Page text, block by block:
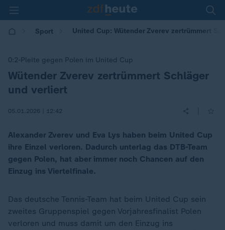
Sport United Cup: Wütender Zverev zertrümmert
0:2-Pleite gegen Polen im United Cup
:
Wütender Zverev zertrümmert Schläger
und verliert
05.01.2026 | 12:42
Alexander Zverev und Eva Lys haben beim United Cup
ihre Einzel verloren. Dadurch unterlag das DTB-Team
gegen Polen, hat aber immer noch Chancen auf den
Einzug ins Viertelfinale.
Das deutsche Tennis-Team hat beim United Cup sein
zweites Gruppenspiel gegen Vorjahresfinalist Polen
verloren und muss damit um den Einzug ins